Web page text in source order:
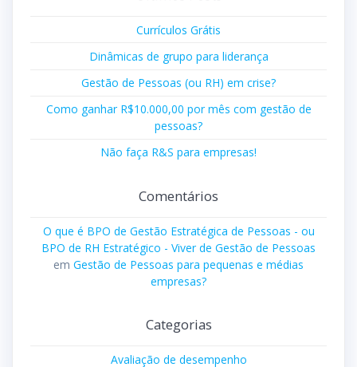
Currículos Grátis
Dinâmicas de grupo para liderança
Gestão de Pessoas (ou RH) em crise?
Como ganhar R$10.000,00 por mês com gestão de
pessoas?
Não faça R&S para empresas!
Comentários
O que é BPO de Gestão Estratégica de Pessoas - ou
BPO de RH Estratégico - Viver de Gestão de Pessoas
em Gestão de Pessoas para pequenas e médias
empresas?
Categorias
Avaliação de desempenho